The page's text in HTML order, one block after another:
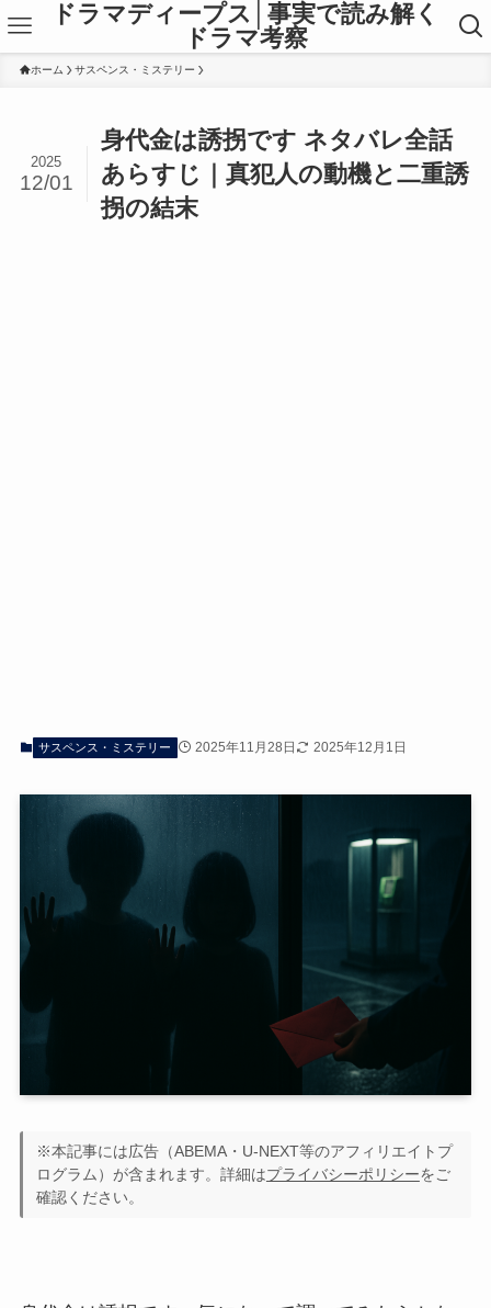
ドラマディープス│事実で読み解く
ドラマ考察
ホーム サスペンス・ミステリー
身代金は誘拐です ネタバレ全話
あらすじ｜真犯人の動機と二重誘
拐の結末
2025
12/01
サスペンス・ミステリー 2025年11月28日 2025年12月1日
※本記事には広告（ABEMA・U-NEXT等のアフィリエイトプ
ログラム）が含まれます。詳細はプライバシーポリシーをご
確認ください。